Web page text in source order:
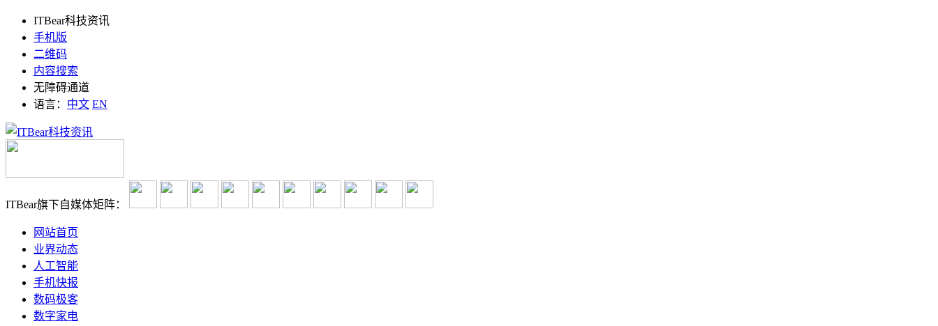
ITBear科技资讯
手机版
二维码
内容搜索
无障碍通道
语言： 中文 EN
ITBear旗下自媒体矩阵：
网站首页
业界动态
人工智能
手机快报
数码极客
数字家电